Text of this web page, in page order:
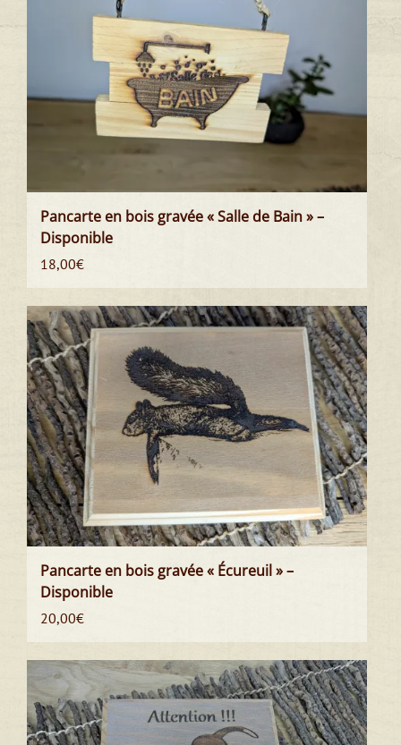
Pancarte en bois gravée « Salle de Bain » –
Disponible
18,00€
Pancarte en bois gravée « Écureuil » –
Disponible
20,00€